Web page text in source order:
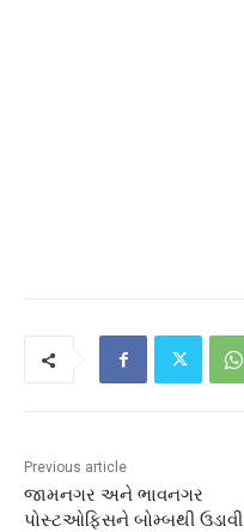
Previous article
જામનગર અને ભાવનગર
પોસ્ટઓફિસને બોમ્બથી ઉડાવી